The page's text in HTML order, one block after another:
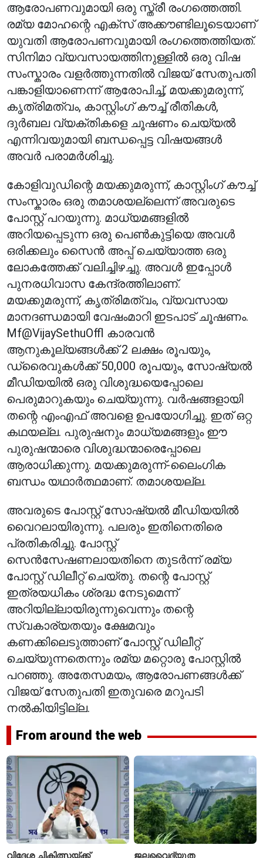
ആരോപണവുമായി ഒരു സ്ത്രീ രംഗത്തെത്തി.
രമ്യ മോഹന്റെ എക്സ് അക്കൗണ്ടിലൂടെയാണ്
യുവതി ആരോപണവുമായി രംഗത്തെത്തിയത്.
സിനിമാ വ്യവസായത്തിനുള്ളിൽ ഒരു വിഷ
സംസ്കാരം വളർത്തുന്നതിൽ വിജയ് സേതുപതി
പങ്കാളിയാണെന്ന് ആരോപിച്ച്, മയക്കുമരുന്ന്,
കൃത്രിമത്വം, കാസ്റ്റിംഗ് കൗച്ച് രീതികൾ,
ദുർബല വ്യക്തികളെ ചൂഷണം ചെയ്യൽ
എന്നിവയുമായി ബന്ധപ്പെട്ട വിഷയങ്ങൾ
അവർ പരാമർശിച്ചു.
കോളിവുഡിന്റെ മയക്കുമരുന്ന്, കാസ്റ്റിംഗ് കൗച്ച്
സംസ്കാരം ഒരു തമാശയല്ലെന്ന് അവരുടെ
പോസ്റ്റ് പറയുന്നു. മാധ്യമങ്ങളിൽ
അറിയപ്പെടുന്ന ഒരു പെൺകുട്ടിയെ അവൾ
ഒരിക്കലും സൈൻ അപ്പ് ചെയ്യാത്ത ഒരു
ലോകത്തേക്ക് വലിച്ചിഴച്ചു. അവൾ ഇപ്പോൾ
പുനരധിവാസ കേന്ദ്രത്തിലാണ്.
മയക്കുമരുന്ന്, കൃത്രിമത്വം, വ്യവസായ
മാനദണ്ഡമായി വേഷംമാറി ഇടപാട് ചൂഷണം.
Mf@VijaySethuOffl കാരവൻ
ആനുകൂല്യങ്ങൾക്ക് 2 ലക്ഷം രൂപയും,
ഡ്രൈവുകൾക്ക് 50,000 രൂപയും, സോഷ്യൽ
മീഡിയയിൽ ഒരു വിശുദ്ധയെപ്പോലെ
പെരുമാറുകയും ചെയ്യുന്നു. വർഷങ്ങളായി
തന്റെ എംഎഫ് അവളെ ഉപയോഗിച്ചു. ഇത് ഒറ്റ
കഥയല്ല. പുരുഷനും മാധ്യമങ്ങളും ഈ
പുരുഷന്മാരെ വിശുദ്ധന്മാരെപ്പോലെ
ആരാധിക്കുന്നു. മയക്കുമരുന്ന്-ലൈംഗിക
ബന്ധം യഥാർത്ഥമാണ്. തമാശയല്ല.
അവരുടെ പോസ്റ്റ് സോഷ്യൽ മീഡിയയിൽ
വൈറലായിരുന്നു. പലരും ഇതിനെതിരെ
പ്രതികരിച്ചു. പോസ്റ്റ്
സെൻസേഷണലായതിനെ തുടർന്ന് രമ്യ
പോസ്റ്റ് ഡിലീറ്റ് ചെയ്തു. തന്റെ പോസ്റ്റ്
ഇത്രയധികം ശ്രദ്ധ നേടുമെന്ന്
അറിയില്ലായിരുന്നുവെന്നും തന്റെ
സ്വകാര്യതയും ക്ഷേമവും
കണക്കിലെടുത്താണ് പോസ്റ്റ് ഡിലീറ്റ്
ചെയ്യുന്നതെന്നും രമ്യ മറ്റൊരു പോസ്റ്റിൽ
പറഞ്ഞു. അതേസമയം, ആരോപണങ്ങൾക്ക്
വിജയ് സേതുപതി ഇതുവരെ മറുപടി
നൽകിയിട്ടില്ല.
From around the web
വിദേശ ചികിത്സയ്ക്ക് ജലവൈദ്യുത